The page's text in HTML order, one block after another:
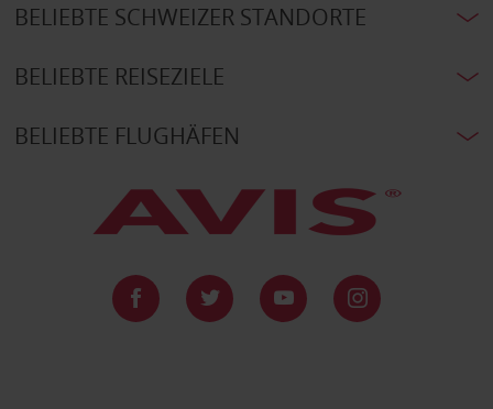
BELIEBTE SCHWEIZER STANDORTE
BELIEBTE REISEZIELE
BELIEBTE FLUGHÄFEN